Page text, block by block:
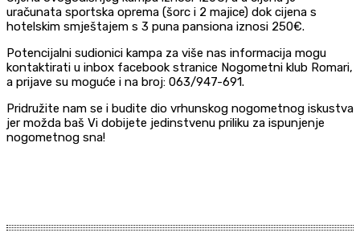
uračunata sportska oprema (šorc i 2 majice) dok cijena s
hotelskim smještajem s 3 puna pansiona iznosi 250€.
Potencijalni sudionici kampa za više nas informacija mogu
kontaktirati u inbox facebook stranice Nogometni klub Romari,
a prijave su moguće i na broj: 063/947-691.
Pridružite nam se i budite dio vrhunskog nogometnog iskustva
jer možda baš Vi dobijete jedinstvenu priliku za ispunjenje
nogometnog sna!